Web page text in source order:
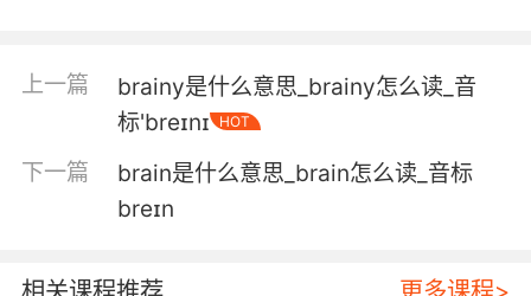
I'm stepping up.
你们这些奇才不能达成一致 所以我才上的
6. brainiac will be here sooner than we
上一篇
brainy是什么意思_brainy怎么读_音
标'breɪnɪ
HOT
下一篇
brain是什么意思_brain怎么读_音标
breɪn